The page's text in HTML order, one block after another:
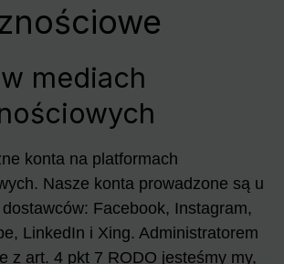
mediach
konta na platformach
Nasze konta prowadzone są u
Facebook, Instagram,
LinkedIn i Xing. Administratorem
z art. 4 pkt 7 RODO jesteśmy my,